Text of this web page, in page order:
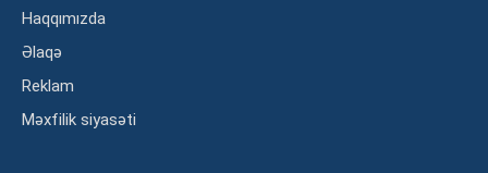
Haqqımızda
Əlaqə
Reklam
Məxfilik siyasəti